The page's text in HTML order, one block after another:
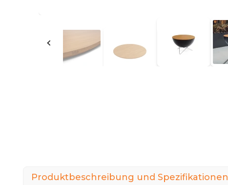
Produktbeschreibung und Spezifikationen